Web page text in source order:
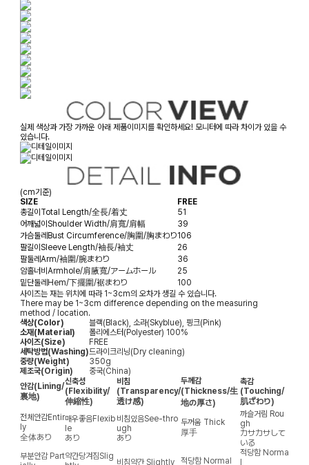
실제 색상과 가장 가까운 아래 제품이미지를 확인하세요! 모니터에 따라 차이가 있을 수
있습니다.
(cm기준)
SIZE
FREE
총길이Total Length/全長/着丈
51
어깨넓이Shoulder Width/肩寬/肩幅
39
가슴둘레Bust Circumference/胸圍/胸まわり106
팔길이Sleeve Length/袖長/袖丈
26
팔둘레Arm/袖圍/腕まわり
36
암홀너비Armhole/肩腋寬/アームホール
25
밑단둘레Hem/下擺圍/裾まわり
100
사이즈는 재는 위치에 따라 1~3cm의 오차가 생길 수 있습니다.
There may be 1~3cm difference depending on the measuring
method / location.
색상(Color)
블랙(Black), 소라(Skyblue), 핑크(Pink)
소재(Material)
폴리에스터(Polyester) 100%
사이즈(Size)
FREE
세탁방법(Washing)드라이크리닝(Dry cleaning)
중량(Weight)
350g
제조국(Origin)
중국(China)
안감(Lining/
裏地)
신축성
(Flexibility/
伸縮性)
비침
(Transparency/
透け感)
두께감
(Thickness/生
地の厚さ)
촉감
(Touching/
肌ざわり)
전체안감Entir
ly
全体あり
매우좋음Flexib
le
あり
비침있음See-thro
ugh
あり
두꺼움 Thick
厚手
까슬거림 Rou
gh
カサカサして
いる
부분안감 Part약간당겨짐Slig
비침약간 Slightly 적당함 Normal
적당함 Norma
l